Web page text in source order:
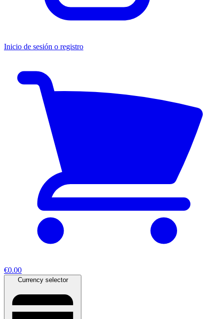
Inicio de sesión o registro
€0.00
Currency selector